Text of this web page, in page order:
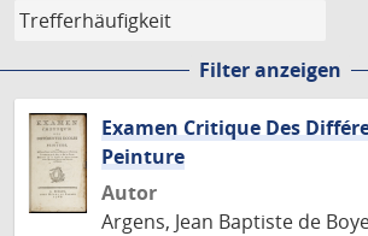
Filter anzeigen
Examen Critique Des
Peinture
Autor
Argens, Jean Baptiste de